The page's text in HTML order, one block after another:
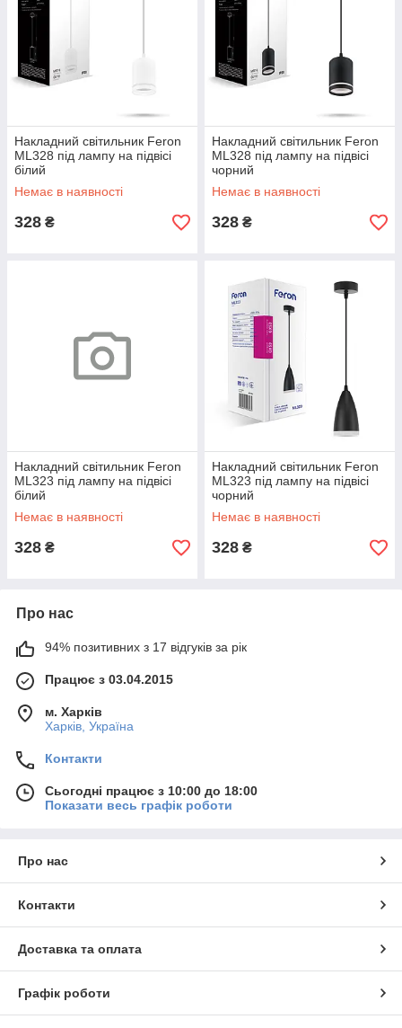
Накладний світильник Feron
ML328 під лампу на підвісі
білий
Немає в наявності
328 ₴
Накладний світильник Feron
ML328 під лампу на підвісі
чорний
Немає в наявності
328 ₴
Накладний світильник Feron
ML323 під лампу на підвісі
білий
Немає в наявності
328 ₴
Накладний світильник Feron
ML323 під лампу на підвісі
чорний
Немає в наявності
328 ₴
Про нас
94% позитивних з 17 відгуків за рік
Працює з 03.04.2015
м. Харків
Харків, Україна
Контакти
Сьогодні працює з 10:00 до 18:00
Показати весь графік роботи
Про нас
Контакти
Доставка та оплата
Графік роботи